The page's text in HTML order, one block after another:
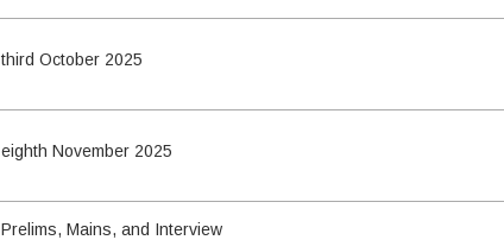
third October 2025
eighth November 2025
Prelims, Mains, and Interview